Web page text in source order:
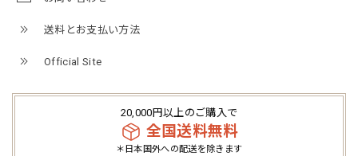
送料とお支払い方法
Official Site
20,000円以上のご購入で
全国送料無料
＊日本国外への配送を除きます